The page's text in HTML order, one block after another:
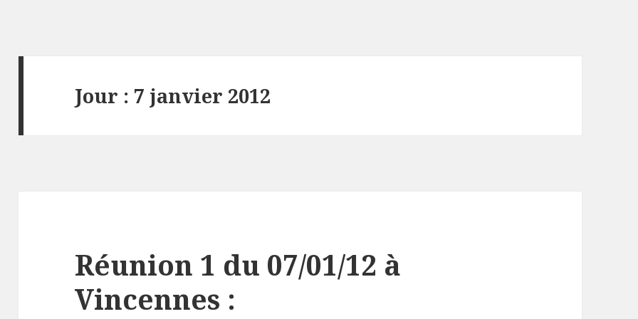
Jour : 7 janvier 2012
Réunion 1 du 07/01/12 à
Vincennes :